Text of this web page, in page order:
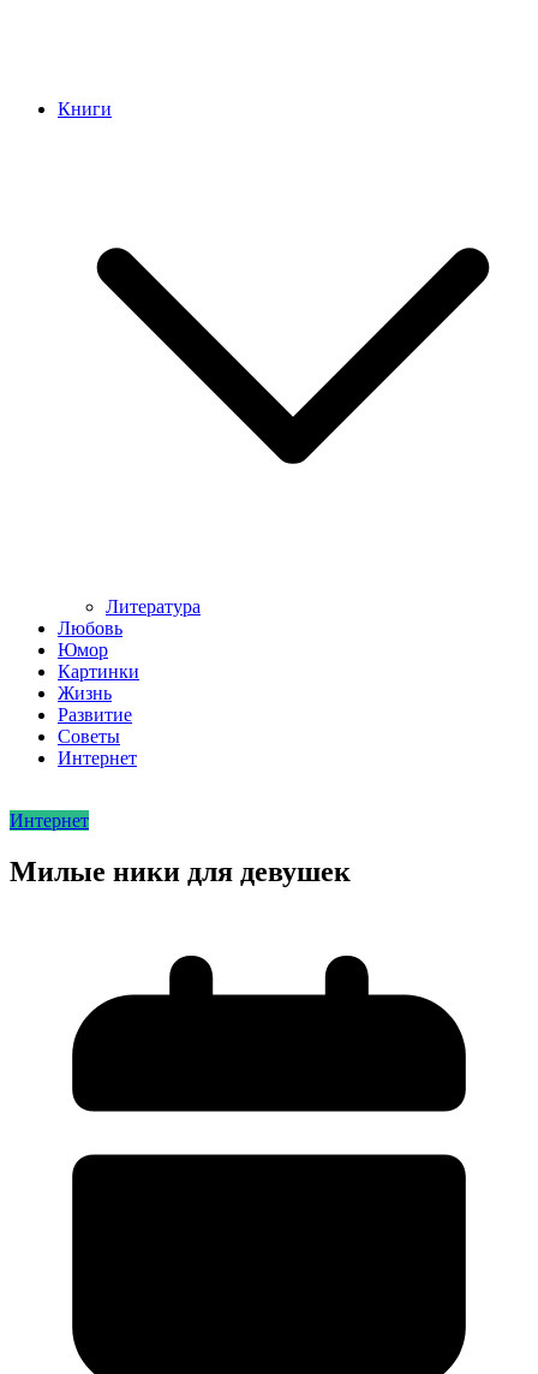
Книги
Литература
Любовь
Юмор
Картинки
Жизнь
Развитие
Советы
Интернет
Интернет
Милые ники для девушек